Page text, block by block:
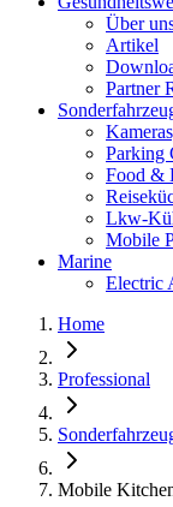
Über
Artikel
Partner
Parking
Food &
Lkw-
Mobile
Marine
Electric
Home
Professional
Mobile